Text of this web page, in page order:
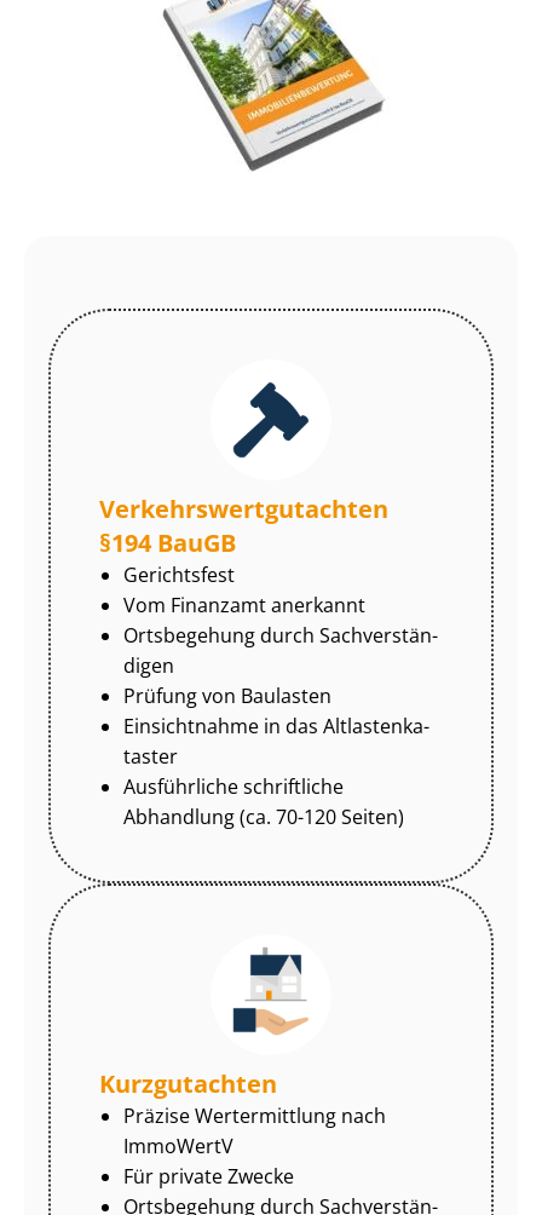
Ver­kehrs­wert­gut­ach­ten
§194 BauGB
Gerichtsfest
Vom Finanzamt anerkannt
Ortsbegehung durch Sach­ver­stän­
di­gen
Prüfung von Baulasten
Einsichtnahme in das Alt­las­ten­ka­
tas­ter
Ausführliche schriftliche
Abhandlung (ca. 70-120 Seiten)
Kurzgutachten
Präzise Wertermittlung nach
ImmoWertV
Für private Zwecke
Ortsbegehung durch Sach­ver­stän­